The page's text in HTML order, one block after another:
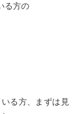
る方の
る方、まずは見